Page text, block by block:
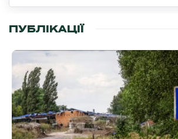
ПУБЛІКАЦІЇ